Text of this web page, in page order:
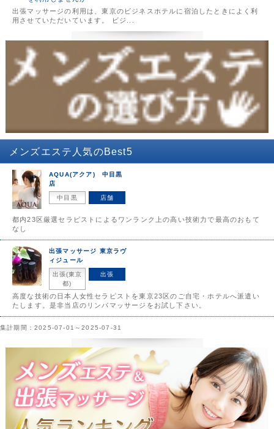
出張マッサージの利用は、東京のビジネスホテルに宿泊したときによく利
用させていただいています。 ビジ...
メンズエステ 人気のBest5
AQUA(アクア) 中目黒
店
中目黒 店舗
都内23区厳選セラピストによるワンランク上の高い技術力で最高のおもて
なし
出張マッサージ 東京ラヴ
ィジュール
出張(東京
都)
出張
高度な技術の日本人女性セラピストを東京23区のご自宅・ホテルへ派遣い
たします。是非当店のリンパマッサージをお試し下さい。
集計期間：2025-07-01～2025-07-31